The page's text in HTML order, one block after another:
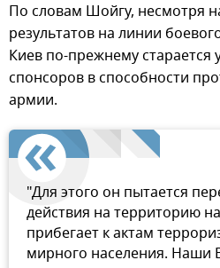
По словам Шойгу, несмотря
результатов на линии
Киев по-прежнему старается
спонсоров в способности
армии.
"Для этого он пытается
действия на территорию
прибегает к актам
мирного населения. Наши